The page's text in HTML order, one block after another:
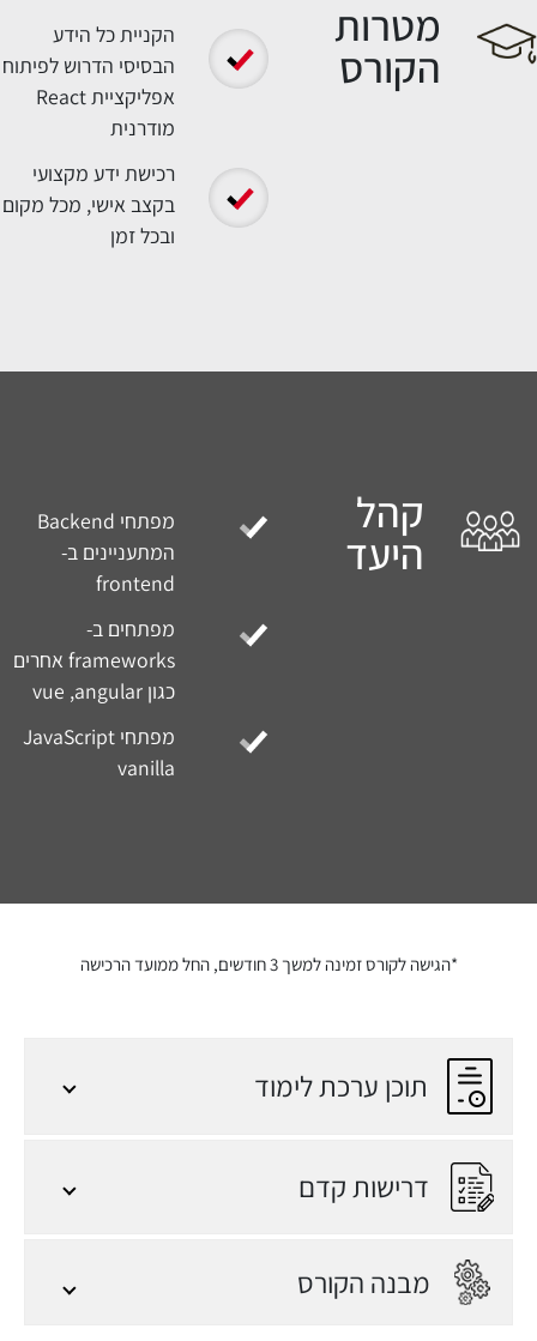
הקניית כל הידע
הבסיסי הדרוש לפיתוח
אפליקציית React
מודרנית
רכישת ידע מקצועי
בקצב אישי, מכל מקום
ובכל זמן
קהל
היעד
frameworks אחרים
*הגישה לקורס זמינה למשך 3 חודשים, החל ממועד הרכישה
תוכן ערכת לימוד
דרישות קדם
מבנה הקורס